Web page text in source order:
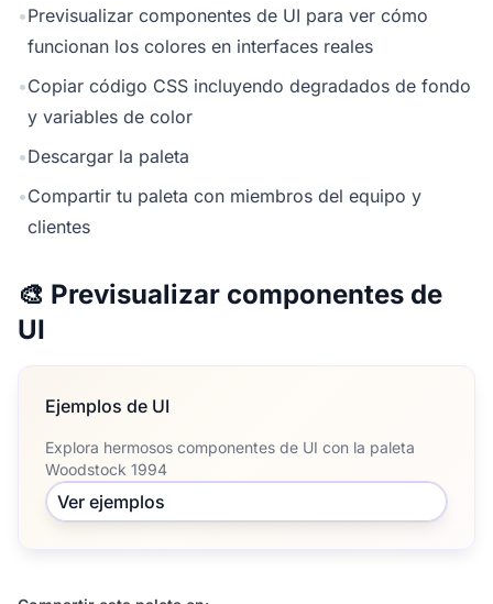
•Previsualizar componentes de UI para ver cómo
funcionan los colores en interfaces reales
•Copiar código CSS incluyendo degradados de fondo
y variables de color
•Descargar la paleta
•Compartir tu paleta con miembros del equipo y
clientes
🎨 Previsualizar componentes de
UI
Ejemplos de UI
Explora hermosos componentes de UI con la paleta
Woodstock 1994
Ver ejemplos